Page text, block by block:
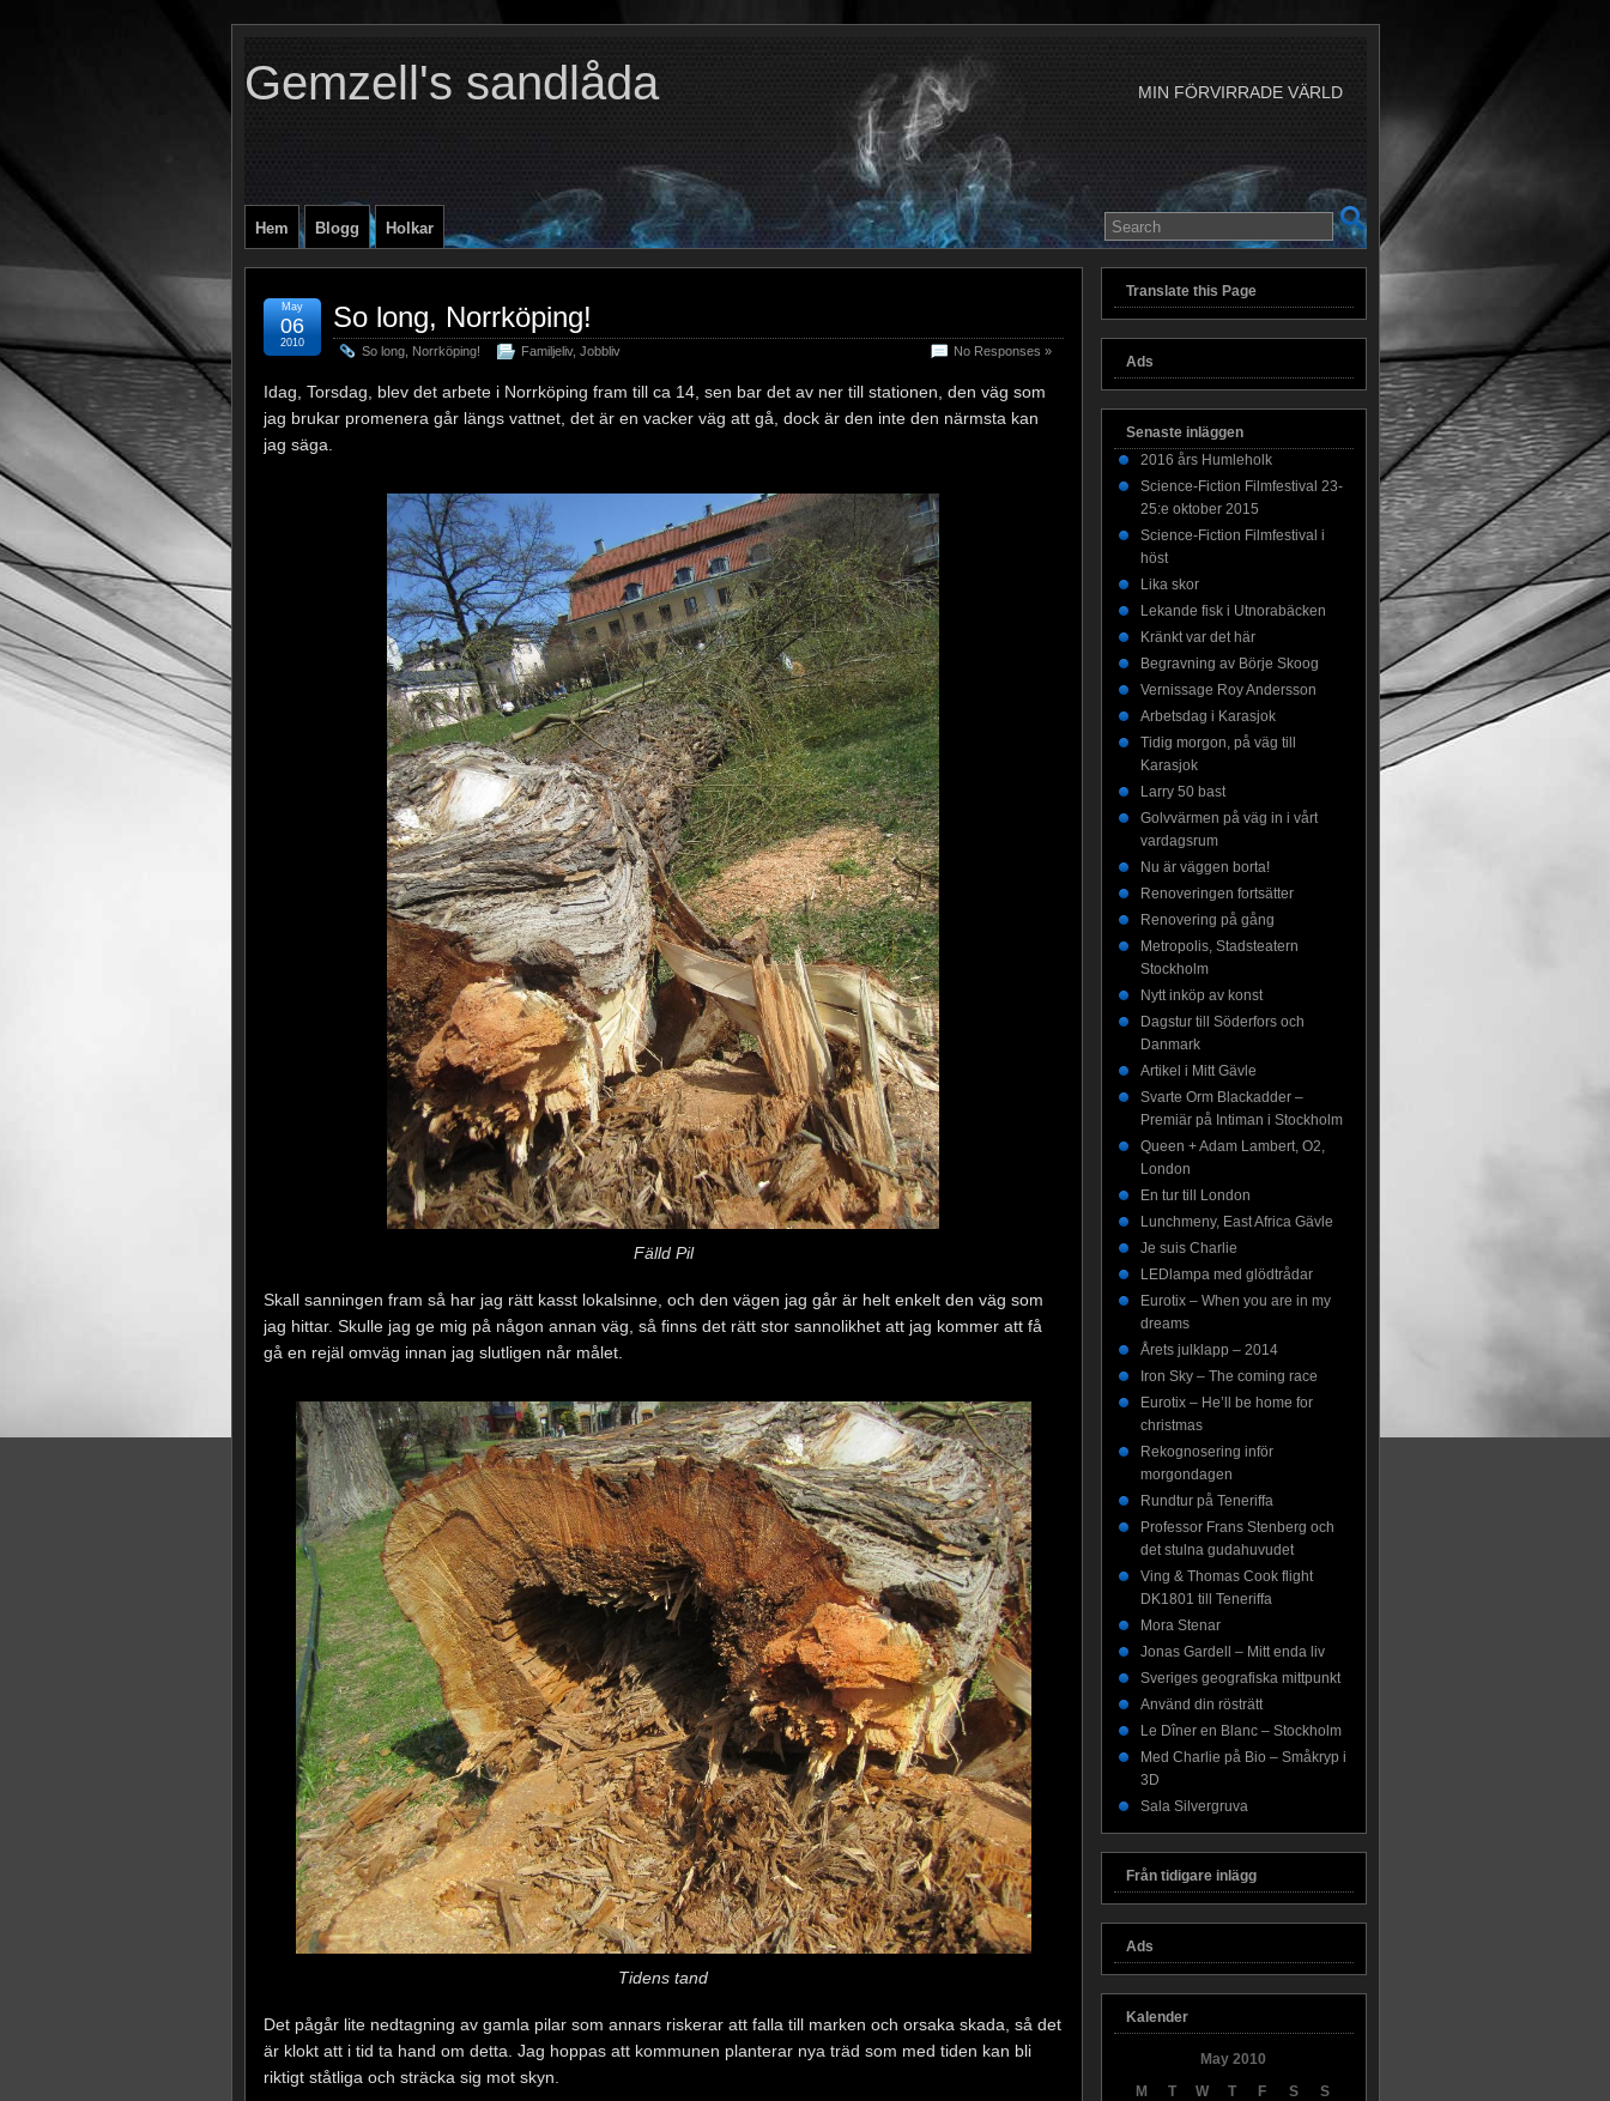
Gemzell's sandlåda MIN FÖRVIRRADE VÄRLD
Hem Blogg Holkar
So long, Norrköping!
So long, Norrköping! Familjeliv, Jobbliv No Responses »
May
06
2010
Idag, Torsdag, blev det arbete i Norrköping fram till ca 14, sen bar det av ner till stationen, den väg som
jag brukar promenera går längs vattnet, det är en vacker väg att gå, dock är den inte den närmsta kan
jag säga.
Fälld Pil
Skall sanningen fram så har jag rätt kasst lokalsinne, och den vägen jag går är helt enkelt den väg som
jag hittar. Skulle jag ge mig på någon annan väg, så finns det rätt stor sannolikhet att jag kommer att få
gå en rejäl omväg innan jag slutligen når målet.
Tidens tand
Det pågår lite nedtagning av gamla pilar som annars riskerar att falla till marken och orsaka skada, så det
är klokt att i tid ta hand om detta. Jag hoppas att kommunen planterar nya träd som med tiden kan bli
riktigt ståtliga och sträcka sig mot skyn.
Translate this Page
Ads
Senaste inläggen
2016 års Humleholk
Science-Fiction Filmfestival 23-
25:e oktober 2015
Science-Fiction Filmfestival i
höst
Lika skor
Lekande fisk i Utnorabäcken
Kränkt var det här
Begravning av Börje Skoog
Vernissage Roy Andersson
Arbetsdag i Karasjok
Tidig morgon, på väg till
Karasjok
Larry 50 bast
Golvvärmen på väg in i vårt
vardagsrum
Nu är väggen borta!
Renoveringen fortsätter
Renovering på gång
Metropolis, Stadsteatern
Stockholm
Nytt inköp av konst
Dagstur till Söderfors och
Danmark
Artikel i Mitt Gävle
Svarte Orm Blackadder –
Premiär på Intiman i Stockholm
Queen + Adam Lambert, O2,
London
En tur till London
Lunchmeny, East Africa Gävle
Je suis Charlie
LEDlampa med glödtrådar
Eurotix – When you are in my
dreams
Årets julklapp – 2014
Iron Sky – The coming race
Eurotix – He’ll be home for
christmas
Rekognosering inför
morgondagen
Rundtur på Teneriffa
Professor Frans Stenberg och
det stulna gudahuvudet
Ving & Thomas Cook flight
DK1801 till Teneriffa
Mora Stenar
Jonas Gardell – Mitt enda liv
Sveriges geografiska mittpunkt
Använd din rösträtt
Le Dîner en Blanc – Stockholm
Med Charlie på Bio – Småkryp i
3D
Sala Silvergruva
Från tidigare inlägg
Ads
Kalender
May 2010
M
T W T F S
S